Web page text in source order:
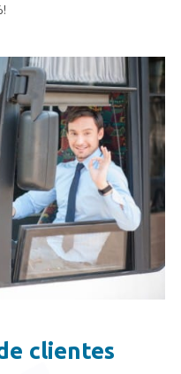
clientes